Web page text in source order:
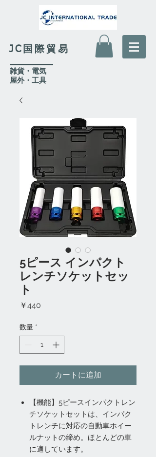
JC国際貿易
​雑貨・電気
​屋外・工具
5ピース インパクト
レンチソケットセッ
ト
￥440
数量 *
カートに追加
【機能】5ピースインパクトレン
チソケットセットは、インパク
トレンチに対応の自動車ホイー
ルナットの締め。ほとんどの車
に適しています。